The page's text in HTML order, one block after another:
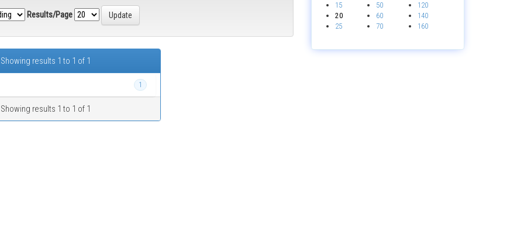
Results/Page
Showing results 1 to 1 of 1
1
Showing results 1 to 1 of 1
15
20
25
50
60
70
120
140
160